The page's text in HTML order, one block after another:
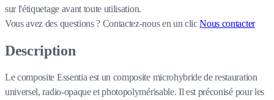
sur l'étiquetage avant toute utilisation.
Vous avez des questions ? Contactez-nous en un clicNous contacter
Description
Le composite Essentia est un composite microhybride de restauration
universel, radio-opaque et photopolymérisable. Il est préconisé pour les